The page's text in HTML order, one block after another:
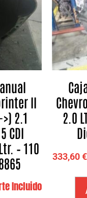
II
2.1
CDI
– 110
Incluido
2.0
333,60€